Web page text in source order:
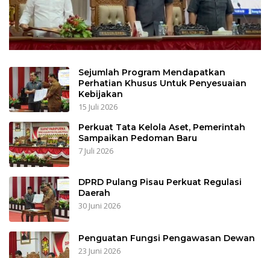
Sejumlah Program Mendapatkan
Perhatian Khusus Untuk Penyesuaian
Kebijakan
15 Juli 2026
Perkuat Tata Kelola Aset, Pemerintah
Sampaikan Pedoman Baru
7 Juli 2026
DPRD Pulang Pisau Perkuat Regulasi
Daerah
30 Juni 2026
Penguatan Fungsi Pengawasan Dewan
23 Juni 2026